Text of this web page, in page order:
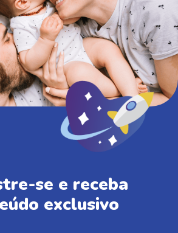
se e receba
exclusivo